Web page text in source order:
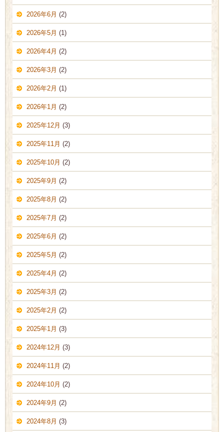
2026年6月 (2)
2026年5月 (1)
2026年4月 (2)
2026年3月 (2)
2026年2月 (1)
2026年1月 (2)
2025年12月 (3)
2025年11月 (2)
2025年10月 (2)
2025年9月 (2)
2025年8月 (2)
2025年7月 (2)
2025年6月 (2)
2025年5月 (2)
2025年4月 (2)
2025年3月 (2)
2025年2月 (2)
2025年1月 (3)
2024年12月 (3)
2024年11月 (2)
2024年10月 (2)
2024年9月 (2)
2024年8月 (3)